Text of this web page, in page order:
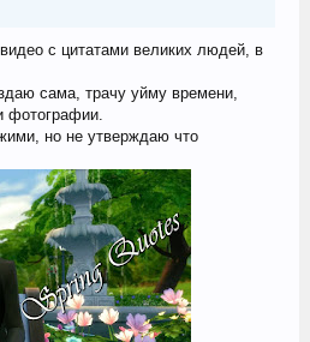
с цитатами великих людей, в
сама, трачу уйму времени,
фотографии.
но не утверждаю что